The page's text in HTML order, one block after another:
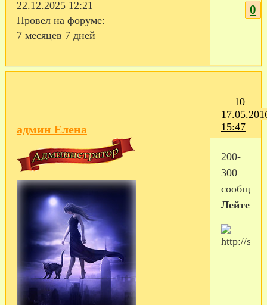
22.12.2025 12:21
Провел на форуме:
7 месяцев 7 дней
0
10
15:47
админ Елена
200-
300